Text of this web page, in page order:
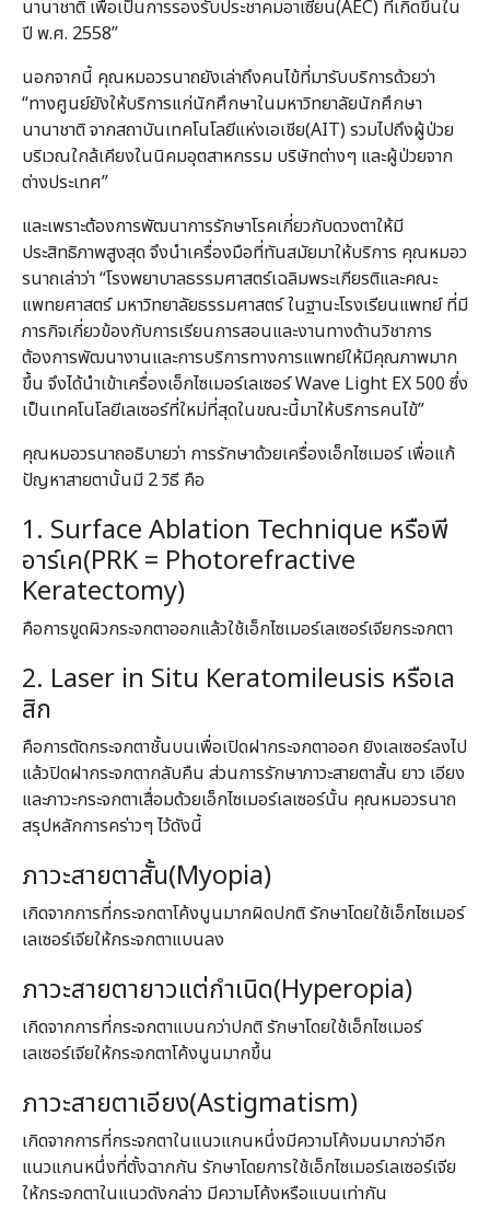
นานาชาติ เพื่อเป็นการรองรับประชาคมอาเซียน(AEC) ที่เกิดขึ้นใน
ปี พ.ศ. 2558”
นอกจากนี้ คุณหมอวรนาถยังเล่าถึงคนไข้ที่มารับบริการด้วยว่า
“ทางศูนย์ยังให้บริการแก่นักศึกษาในมหาวิทยาลัยนักศึกษา
นานาชาติ จากสถาบันเทคโนโลยีแห่งเอเชีย(AIT) รวมไปถึงผู้ป่วย
บริเวณใกล้เคียงในนิคมอุตสาหกรรม บริษัทต่างๆ และผู้ป่วยจาก
ต่างประเทศ”
และเพราะต้องการพัฒนาการรักษาโรคเกี่ยวกับดวงตาให้มี
ประสิทธิภาพสูงสุด จึงนําเครื่องมือที่ทันสมัยมาให้บริการ คุณหมอว
รนาถเล่าว่า “โรงพยาบาลธรรมศาสตร์เฉลิมพระเกียรติและคณะ
แพทยศาสตร์ มหาวิทยาลัยธรรมศาสตร์ ในฐานะโรงเรียนแพทย์ ที่มี
ภารกิจเกี่ยวข้องกับการเรียนการสอนและงานทางด้านวิชาการ
ต้องการพัฒนางานและการบริการทางการแพทย์ให้มีคุณภาพมาก
ขึ้น จึงได้นําเข้าเครื่องเอ็กไซเมอร์เลเซอร์ Wave Light EX 500 ซึ่ง
เป็นเทคโนโลยีเลเซอร์ที่ใหม่ที่สุดในขณะนี้มาให้บริการคนไข้”
คุณหมอวรนาถอธิบายว่า การรักษาด้วยเครื่องเอ็กไซเมอร์ เพื่อแก้
ปัญหาสายตานั้นมี 2 วิธี คือ
1. Surface Ablation Technique หรือพี
อาร์เค(PRK = Photorefractive
Keratectomy)
คือการขูดผิวกระจกตาออกแล้วใช้เอ็กไซเมอร์เลเซอร์เจียกระจกตา
2. Laser in Situ Keratomileusis หรือเล
สิก
คือการตัดกระจกตาชั้นบนเพื่อเปิดฝากระจกตาออก ยิงเลเซอร์ลงไป
แล้วปิดฝากระจกตากลับคืน ส่วนการรักษาภาวะสายตาสั้น ยาว เอียง
และภาวะกระจกตาเสื่อมด้วยเอ็กไซเมอร์เลเซอร์นั้น คุณหมอวรนาถ
สรุปหลักการคร่าวๆ ไว้ดังนี้
ภาวะสายตาสั้น(Myopia)
เกิดจากการที่กระจกตาโค้งนูนมากผิดปกติ รักษาโดยใช้เอ็กไซเมอร์
เลเซอร์เจียให้กระจกตาแบนลง
ภาวะสายตายาวแต่กําเนิด(Hyperopia)
เกิดจากการที่กระจกตาแบนกว่าปกติ รักษาโดยใช้เอ็กไซเมอร์
เลเซอร์เจียให้กระจกตาโค้งนูนมากขึ้น
ภาวะสายตาเอียง(Astigmatism)
เกิดจากการที่กระจกตาในแนวแกนหนึ่งมีความโค้งมนมากว่าอีก
แนวแกนหนึ่งที่ตั้งฉากกัน รักษาโดยการใช้เอ็กไซเมอร์เลเซอร์เจีย
ให้กระจกตาในแนวดังกล่าว มีความโค้งหรือแบนเท่ากัน